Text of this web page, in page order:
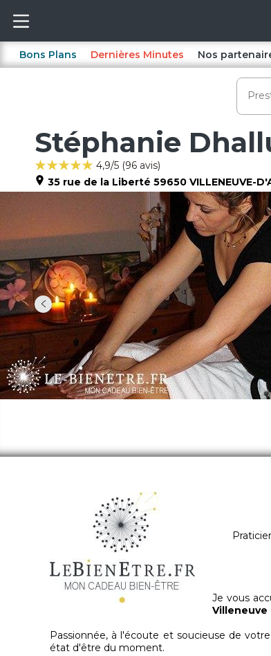
Bons Plans Dernières Minutes Nos
Stéphanie
4,9/5 (96 avis)
35 rue de la Liberté 59650 VILLENEUVE-
Je vous
Villeneuve
Passionnée, à l'écoute et soucieuse de
état d'être du moment.